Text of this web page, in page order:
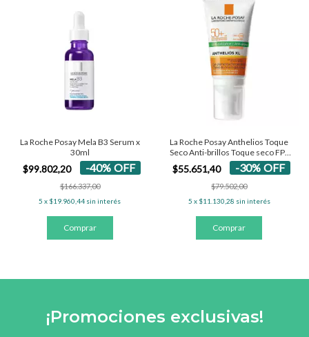
La Roche Posay Mela B3 Serum x
30ml
$99.802,20 -40%OFF
$166.337,00
5 x $19.960,44 sin interés
La Roche Posay Anthelios Toque
Seco Anti-brillos Toque seco FPS
50+ - Con Color 50 Ml
$55.651,40 -30% OFF
$79.502,00
5 x $11.130,28 sin interés
¡Promociones exclusivas!